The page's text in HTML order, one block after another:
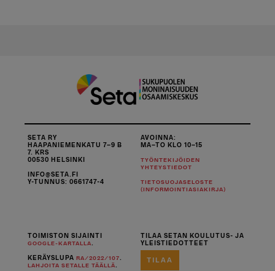
SETA RY
HAAPANIEMENKATU 7–9 B
7. KRS
00530 HELSINKI
INFO@SETA.FI
Y-TUNNUS: 0661747-4
AVOINNA:
MA–TO KLO 10–15
TYÖNTEKIJÖIDEN
YHTEYSTIEDOT
TIETOSUOJASELOSTE
(INFORMOINTIASIAKIRJA)
TOIMISTON SIJAINTI
GOOGLE-KARTALLA.
KERÄYSLUPARA/2022/107.
LAHJOITA SETALLE TÄÄLLÄ.
TILAA SETAN KOULUTUS- JA
YLEISTIEDOTTEET
TILAA